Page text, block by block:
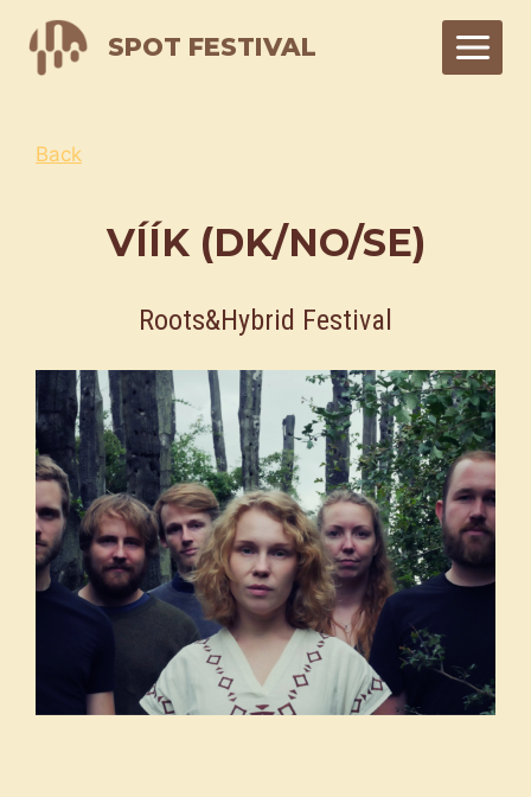
content
SPOT FESTIVAL
Back
VÍÍK (DK/NO/SE)
Roots&Hybrid Festival